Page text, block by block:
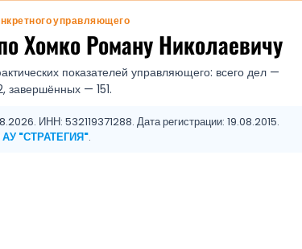
управляющего
Хомко Роману Николаевичу
показателей управляющего: всего дел —
завершённых — 151.
ИНН: 532119371288. Дата регистрации: 19.08.2015.
"СТРАТЕГИЯ".